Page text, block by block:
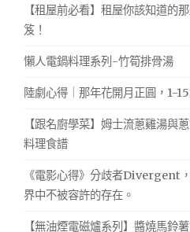
【租屋前必看】租屋你該知道的
笈！
懶人電鍋料理系列-竹筍排骨湯
陸劇心得｜那年花開月正圓，1-
【跟名廚學菜】姆士流蔥雞湯與
料理食譜
《電影心得》分歧者Divergent
界中不被容許的存在。
【無油煙電磁爐系列】醬燒馬鈴